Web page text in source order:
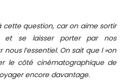
cette question, car on aime sortir
et se laisser porter par nos
nous l’essentiel. On sait que l »on
le côté cinématographique de
encore davantage.